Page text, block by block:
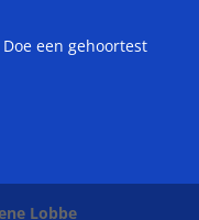
een gehoortest
Lobbe